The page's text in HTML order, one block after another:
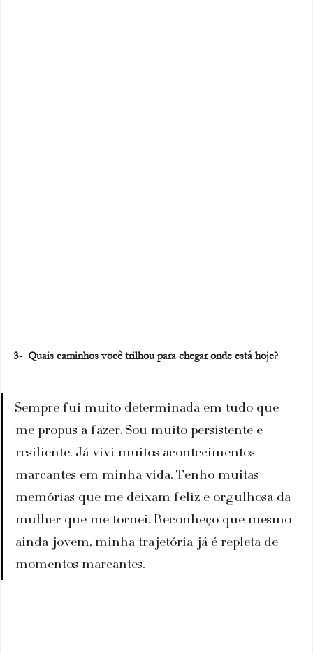
3-  Quais caminhos você trilhou para chegar onde está hoje?
Sempre fui muito determinada em tudo que
me propus a fazer. Sou muito persistente e
resiliente. Já vivi muitos acontecimentos
marcantes em minha vida. Tenho muitas
memórias que me deixam feliz e orgulhosa da
mulher que me tornei. Reconheço que mesmo
ainda jovem, minha trajetória já é repleta de
momentos marcantes.